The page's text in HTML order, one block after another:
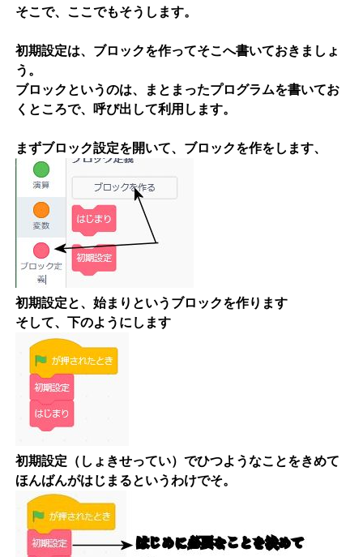
そこで、ここでもそうします。
初期設定は、ブロックを作ってそこへ書いておきましょ
う。
ブロックというのは、まとまったプログラムを書いてお
くところで、呼び出して利用します。
まずブロック設定を開いて、ブロックを作をします、
初期設定と、始まりというブロックを作ります
そして、下のようにします
初期設定（しょきせってい）でひつようなことをきめて
ほんばんがはじまるというわけでそ。